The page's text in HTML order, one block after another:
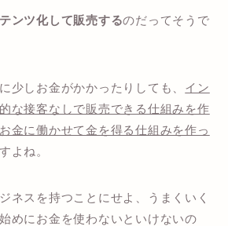
ンツ化して販売するのだってそうで
少しお金がかかったりしても、 イン
な接客なしで販売できる仕組みを作
金に働かせて金を得る仕組みを作っ
よね。
ネスを持つことにせよ、うまくいく
めにお金を使わないといけないの